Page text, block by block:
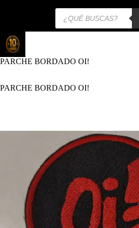
Búsqueda
PARCHE BORDADO OI!
PARCHE BORDADO OI!